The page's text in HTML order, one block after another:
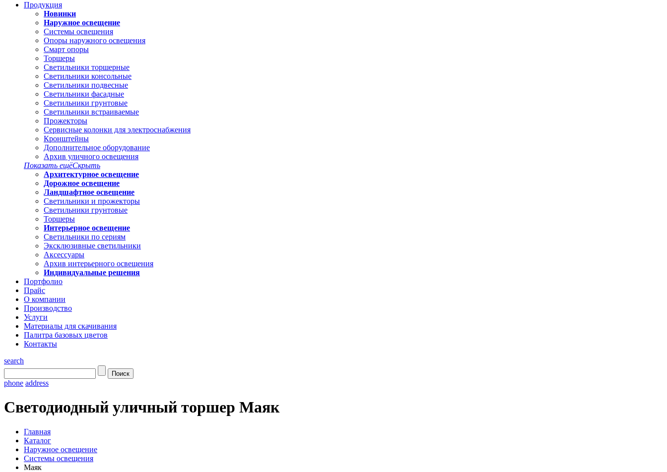
Продукция
Новинки
Наружное освещение
Системы освещения
Опоры наружного освещения
Смарт опоры
Торшеры
Светильники торшерные
Светильники консольные
Светильники подвесные
Светильники фасадные
Светильники грунтовые
Светильники встраиваемые
Прожекторы
Сервисные колонки для электроснабжения
Кронштейны
Дополнительное оборудование
Архив уличного освещения
Показать ещёСкрыть
Архитектурное освещение
Дорожное освещение
Ландшафтное освещение
Светильники и прожекторы
Светильники грунтовые
Торшеры
Интерьерное освещение
Светильники по сериям
Эксклюзивные светильники
Аксессуары
Архив интерьерного освещения
Индивидуальные решения
Портфолио
Прайс
О компании
Производство
Услуги
Материалы для скачивания
Палитра базовых цветов
Контакты
search
phone address
Светодиодный уличный торшер Маяк
Главная
Каталог
Наружное освещение
Системы освещения
Маяк